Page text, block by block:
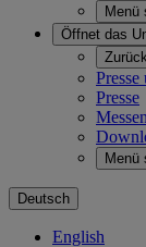
Menü
Öffnet das
Zurück
Presse
Menü
Deutsch
English